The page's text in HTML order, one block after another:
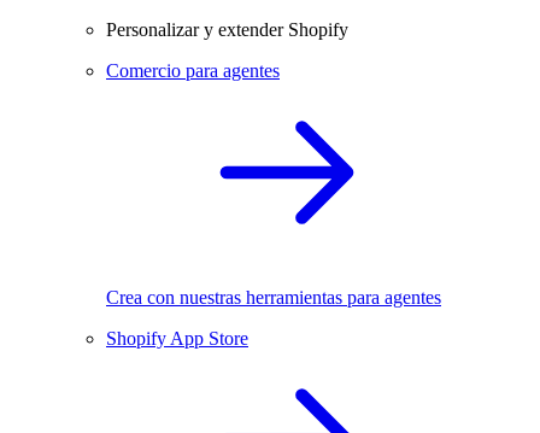
Personalizar y extender Shopify
Comercio para agentes
Crea con nuestras herramientas para agentes
Shopify App Store